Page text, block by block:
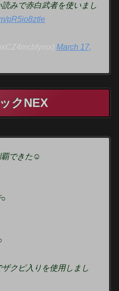
みで赤白武者を使いまし
pR5io8ztle
March 17,
クNEX
覇できた☺️
クピ入りを使用しまし